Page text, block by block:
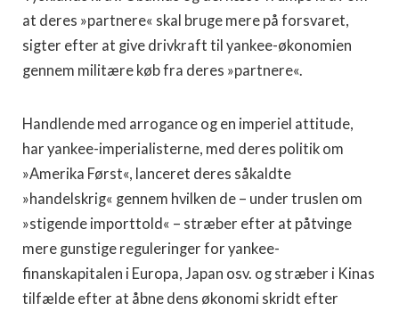
at deres »partnere« skal bruge mere på forsvaret,
sigter efter at give drivkraft til yankee-økonomien
gennem militære køb fra deres »partnere«.
Handlende med arrogance og en imperiel attitude,
har yankee-imperialisterne, med deres politik om
»Amerika Først«, lanceret deres såkaldte
»handelskrig« gennem hvilken de – under truslen om
»stigende importtold« – stræber efter at påtvinge
mere gunstige reguleringer for yankee-
finanskapitalen i Europa, Japan osv. og stræber i Kinas
tilfælde efter at åbne dens økonomi skridt efter